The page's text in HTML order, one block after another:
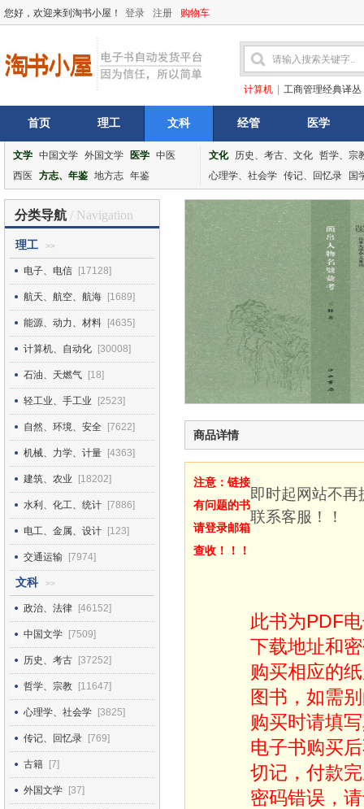
您好，欢迎来到淘书小屋！ 登录 注册 购物车
计算机 工商管理经典译丛
首页 理工 文科 经管 医学
文学 中国文学 外国文学 医学 中医
西医
方志、年鉴 地方志 年鉴
文化 历史、考古、文化 哲学、宗
心理学、社会学 传记、回忆录 国
分类导航 / Navigation
理工 >>
电子、电信 [17128]
航天、航空、航海 [1689]
能源、动力、材料 [4635]
计算机、自动化 [30008]
石油、天燃气 [18]
轻工业、手工业 [2523]
自然、环境、安全 [7622]
机械、力学、计量 [4363]
建筑、农业 [18202]
水利、化工、统计 [7886]
电工、金属、设计 [123]
交通运输 [7974]
文科 >>
政治、法律 [46152]
中国文学 [7509]
历史、考古 [37252]
哲学、宗教 [11647]
心理学、社会学 [3825]
传记、回忆录 [769]
古籍 [7]
外国文学 [37]
商品详情
注意：链接
有问题的书
请登录邮箱
查收！！！
即时起网站不
联系客服！！
此书为PDF
下载地址和
购买相应的
图书，如需
购买时请填
电子书购买
切记，付款
密码错误，